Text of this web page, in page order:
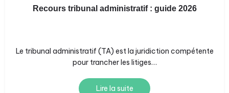
Recours tribunal administratif : guide 2026
Le tribunal administratif (TA) est la juridiction compétente
pour trancher les litiges…
Lire la suite